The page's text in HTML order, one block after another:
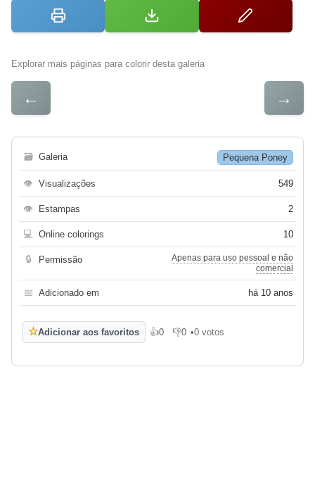
Explorar mais páginas para colorir desta galeria
← →
🗃 Galeria Pequena Poney
👁 Visualizações 549
👁 Estampas 2
💻 Online colorings 10
🔒 Permissão
Apenas para uso pessoal e não
comercial
📅 Adicionado em há 10 anos
☆Adicionar aos favoritos 👍0
Gosto👎0
Não gosto
•0 votos